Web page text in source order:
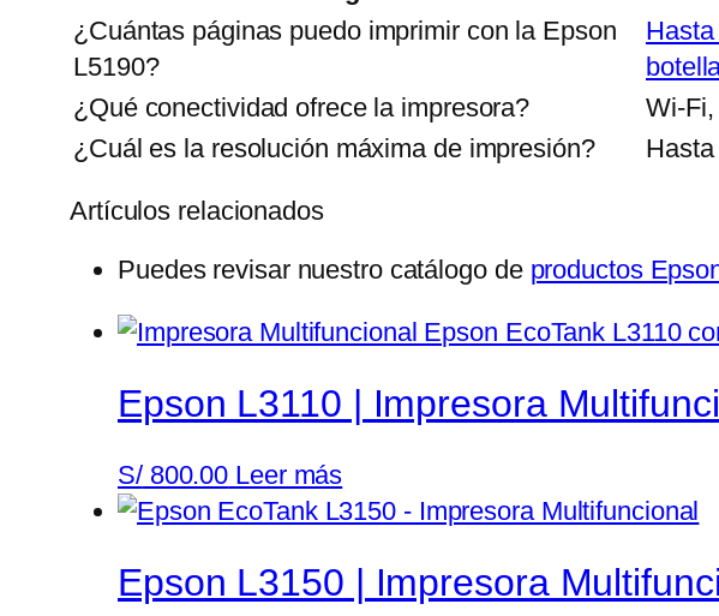
¿Cuántas páginas puedo imprimir con la Epson
L5190?
¿Qué conectividad ofrece la impresora?
Wi-
¿Cuál es la resolución máxima de impresión?
Artículos relacionados
Puedes revisar nuestro catálogo de productos
Epson L3110 | Impresora
S/800.00 Leer más
Epson L3150 | Impresora